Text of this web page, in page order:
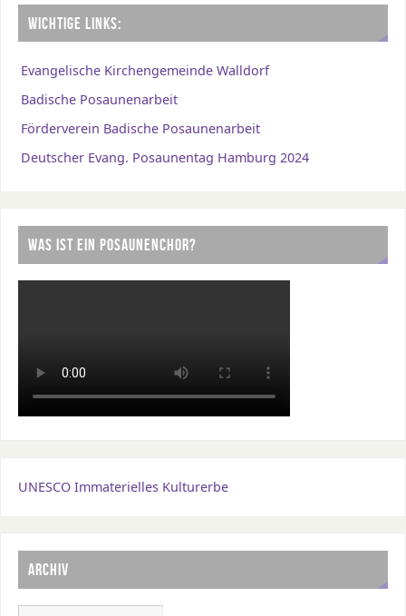
WICHTIGE LINKS:
Evangelische Kirchengemeinde Walldorf
Badische Posaunenarbeit
Förderverein Badische Posaunenarbeit
Deutscher Evang. Posaunentag Hamburg 2024
WAS IST EIN POSAUNENCHOR?
UNESCO Immaterielles Kulturerbe
ARCHIV